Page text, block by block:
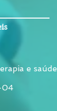
e saúde
04